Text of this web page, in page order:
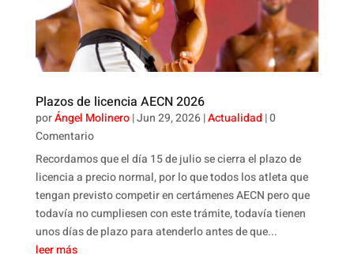
Plazos de licencia AECN 2026
porÁngel Molinero|Jun 29, 2026|Actualidad | 0
Comentario
Recordamos que el día 15 de julio se cierra el plazo de
licencia a precio normal, por lo que todos los atleta que
tengan previsto competir en certámenes AECN pero que
todavía no cumpliesen con este trámite, todavía tienen
unos días de plazo para atenderlo antes de que...
leer más